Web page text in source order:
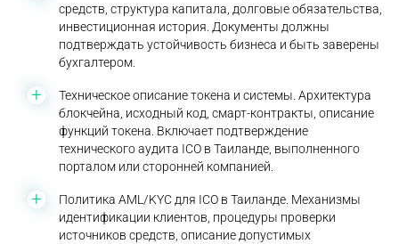
средств, структура капитала, долговые обязательства,
инвестиционная история. Документы должны
подтверждать устойчивость бизнеса и быть заверены
бухгалтером.
Техническое описание токена и системы. Архитектура
блокчейна, исходный код, смарт-контракты, описание
функций токена. Включает подтверждение
технического аудита ICO в Таиланде, выполненного
порталом или сторонней компанией.
Политика AML/KYC для ICO в Таиланде. Механизмы
идентификации клиентов, процедуры проверки
источников средств, описание допустимых